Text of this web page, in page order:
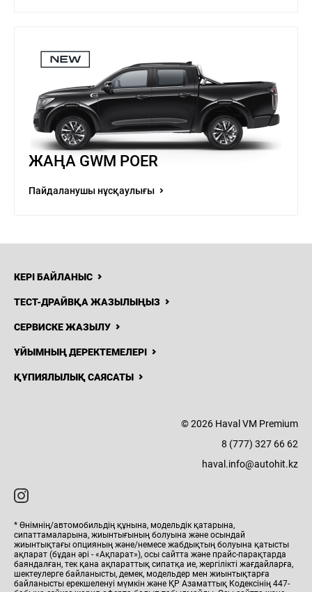
ЖАҢА GWM POER
Пайдаланушы нұсқаулығы
КЕРІ БАЙЛАНЫС
ТЕСТ-ДРАЙВҚА ЖАЗЫЛЫҢЫЗ
СЕРВИСКЕ ЖАЗЫЛУ
ҰЙЫМНЫҢ ДЕРЕКТЕМЕЛЕРІ
ҚҰПИЯЛЫЛЫҚ САЯСАТЫ
© 2026 Haval VM Premium
8 (777) 327 66 62
haval.info@autohit.kz
* Өнімнің/автомобильдің құнына, модельдік қатарына,
сипаттамаларына, жиынтығының болуына және осындай
жиынтықтағы опцияның және/немесе жабдықтың болуына қатысты
ақпарат (бұдан әрі - «Ақпарат»), осы сайтта және прайс-парақтарда
баяндалған, тек қана ақпараттық сипатқа ие, жергілікті жағдайларға,
шектеулерге байланысты, демек, модельдер мен жиынтықтарға
байланысты ерекшеленуі мүмкін және ҚР Азаматтық Кодексінің 447-